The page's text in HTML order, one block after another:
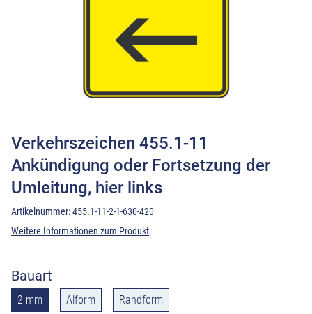
Verkehrszeichen 455.1-11
Ankündigung oder Fortsetzung der
Umleitung, hier links
Artikelnummer:455.1-11-2-1-630-420
Weitere Informationen zum Produkt
Bauart
2 mm Alform Randform